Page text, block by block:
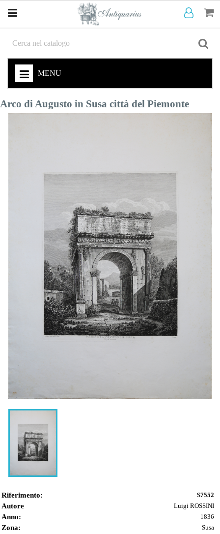
MENU
Arco di Augusto in Susa città del Piemonte
Riferimento: S7552
Autore Luigi ROSSINI
Anno: 1836
Zona: Susa